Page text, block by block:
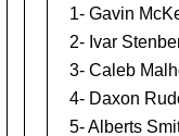
1- Gavin
2- Ivar
3- Caleb
4- Daxon
5-Alberts